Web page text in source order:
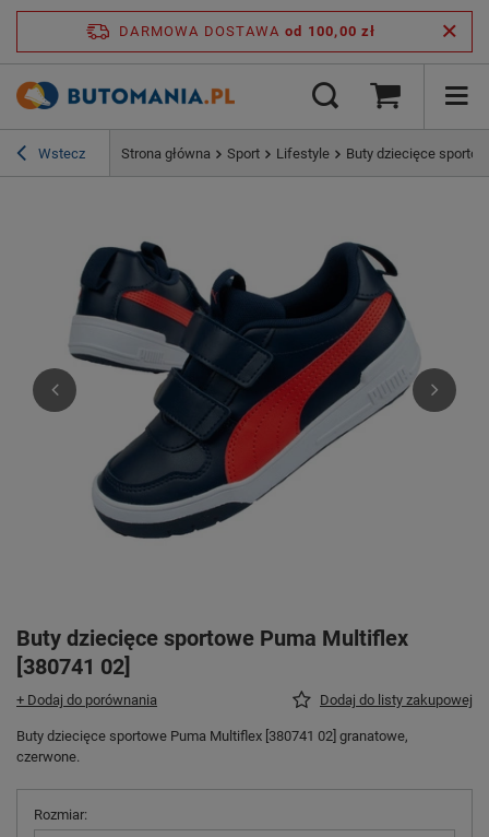
DARMOWA DOSTAWA od 100,00 zł
Wstecz Strona główna Sport Lifestyle Buty dziecięce
Buty dziecięce sportowe Puma Multiflex
[380741 02]
+ Dodaj do porównania Dodaj do listy zakupowej
Buty dziecięce sportowe Puma Multiflex [380741 02] granatowe,
czerwone.
Rozmiar